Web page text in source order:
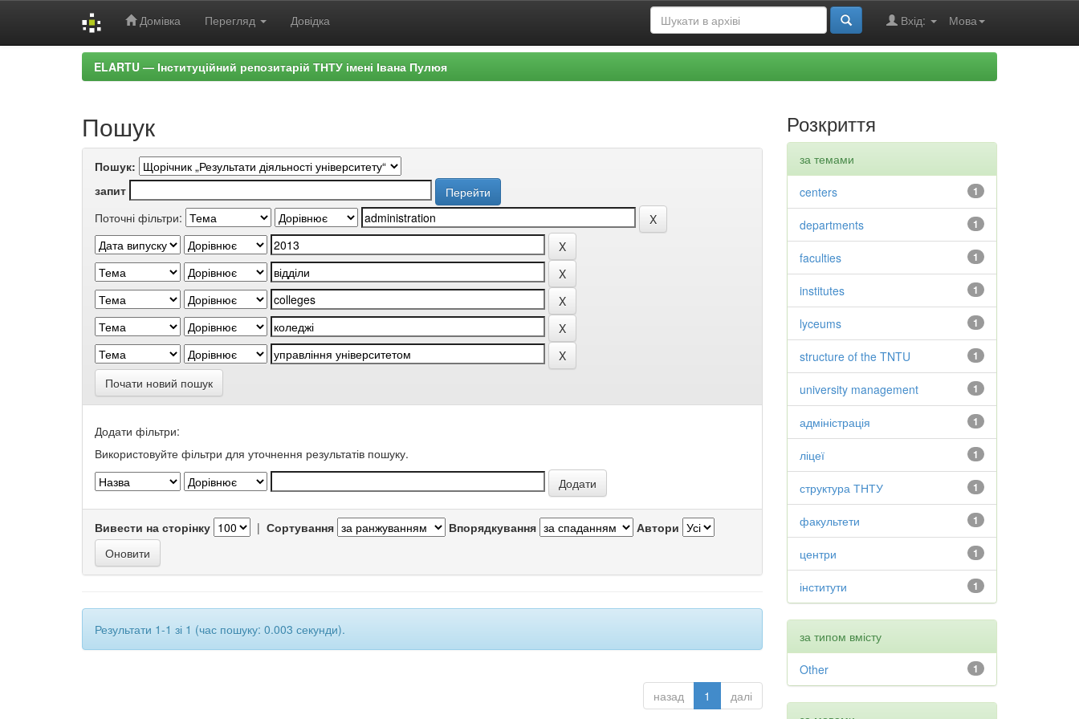
Домівка Перегляд Довідка Мова
Вхід:
ELARTU — Інституційний репозитарій ТНТУ імені Івана Пулюя
Пошук
Пошук:
запит
Поточні фільтри:
Почати новий пошук
Додати фільтри:
Використовуйте фільтри для уточнення результатів пошуку.
Вивести на сторінку | Сортування Впорядкування Автори
Результати 1-1 зі 1 (час пошуку: 0.003 секунди).
назад 1 далі
Розкриття
за темами
1
centers
1
departments
1
faculties
1
institutes
1
lyceums
1
structure of the TNTU
1
university management
1
адміністрація
1
ліцеї
1
структура ТНТУ
1
факультети
1
центри
1
інститути
за типом вмісту
1
Other